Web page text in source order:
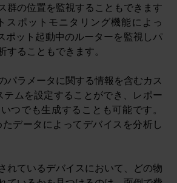
群の位置を監視することもできます
スポットモニタリング機能によっ
ポット起動中のルーターを監視しパ
することもできます。
パラメータに関する情報を含むカス
テムを設定することができ、レポー
つでも生成することも可能です。
データによってデバイスを分析し
れているデバイスにおいて、どの物